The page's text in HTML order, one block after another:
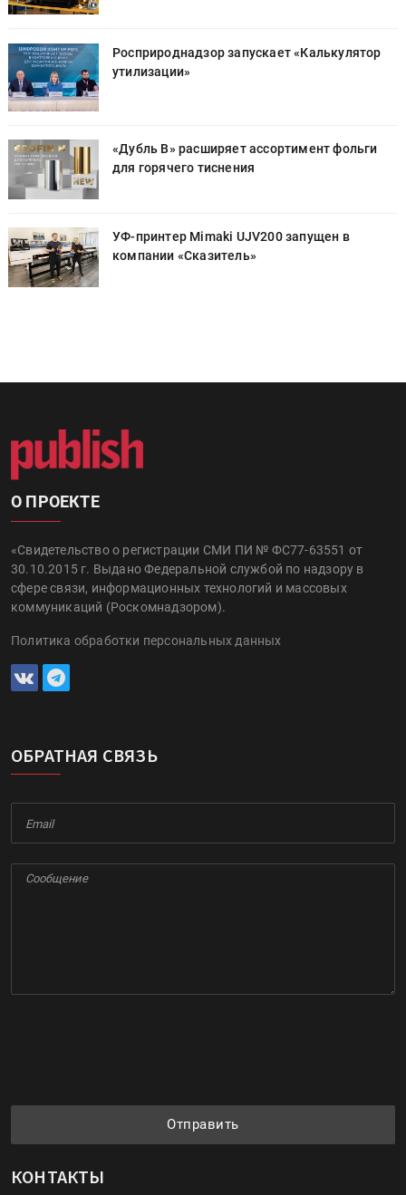
Росприроднадзор запускает «Калькулятор
утилизации»
«Дубль В» расширяет ассортимент фольги
для горячего тиснения
УФ-принтер Mimaki UJV200 запущен в
компании «Сказитель»
О ПРОЕКТЕ
«Свидетельство о регистрации СМИ ПИ № ФС77-63551 от
30.10.2015 г. Выдано Федеральной службой по надзору в
сфере связи, информационных технологий и массовых
коммуникаций (Роскомнадзором).
Политика обработки персональных данных
ОБРАТНАЯ СВЯЗЬ
Отправить
КОНТАКТЫ